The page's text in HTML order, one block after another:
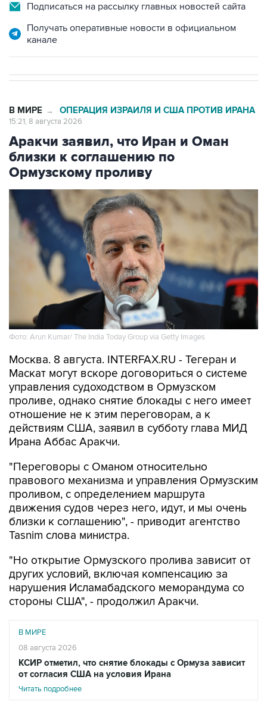
Подписаться на рассылку главных новостей сайта
Получать оперативные новости в официальном
канале
В МИРЕ → ОПЕРАЦИЯ ИЗРАИЛЯ И США ПРОТИВ ИРАНА
15:21, 8 августа 2026
Аракчи заявил, что Иран и Оман
близки к соглашению по
Ормузскому проливу
Фото: Arun Kumar/ The India Today Group via Getty Images
Москва. 8 августа. INTERFAX.RU - Тегеран и
Маскат могут вскоре договориться о системе
управления судоходством в Ормузском
проливе, однако снятие блокады с него имеет
отношение не к этим переговорам, а к
действиям США, заявил в субботу глава МИД
Ирана Аббас Аракчи.
"Переговоры с Оманом относительно
правового механизма и управления Ормузским
проливом, с определением маршрута
движения судов через него, идут, и мы очень
близки к соглашению", - приводит агентство
Tasnim слова министра.
"Но открытие Ормузского пролива зависит от
других условий, включая компенсацию за
нарушения Исламабадского меморандума со
стороны США", - продолжил Аракчи.
В МИРЕ
08 августа 2026
КСИР отметил, что снятие блокады с Ормуза зависит
от согласия США на условия Ирана
Читать подробнее